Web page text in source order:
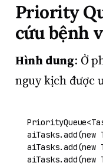
Priority
cứu bệnh
Hình dung: Ở
nguy kịch được
aiTasks.add(new
aiTasks.add(new
aiTasks.add(new